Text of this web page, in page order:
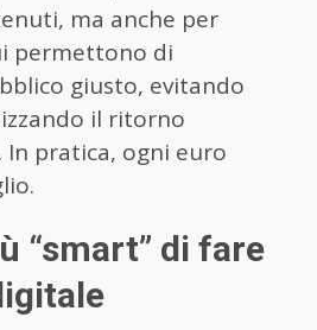
ma anche per
permettono di
giusto, evitando
il ritorno
In pratica, ogni euro
“smart” di fare